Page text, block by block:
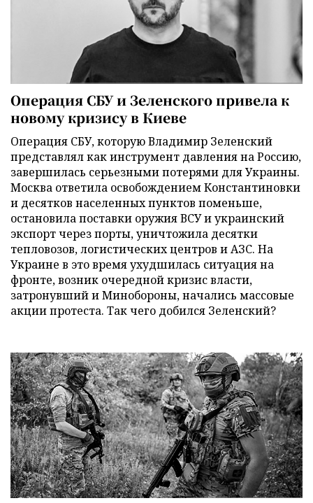
Операция СБУ и Зеленского привела к
новому кризису в Киеве
Операция СБУ, которую Владимир Зеленский
представлял как инструмент давления на Россию,
завершилась серьезными потерями для Украины.
Москва ответила освобождением Константиновки
и десятков населенных пунктов поменьше,
остановила поставки оружия ВСУ и украинский
экспорт через порты, уничтожила десятки
тепловозов, логистических центров и АЗС. На
Украине в это время ухудшилась ситуация на
фронте, возник очередной кризис власти,
затронувший и Минобороны, начались массовые
акции протеста. Так чего добился Зеленский?